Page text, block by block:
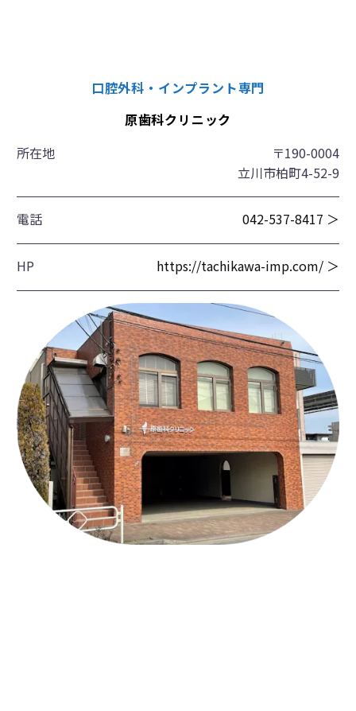
口腔外科・インプラント専門
原歯科クリニック
所在地
〒190-0004
立川市柏町4-52-9
電話 042-537-8417 ＞
HP https://tachikawa-imp.com/ ＞